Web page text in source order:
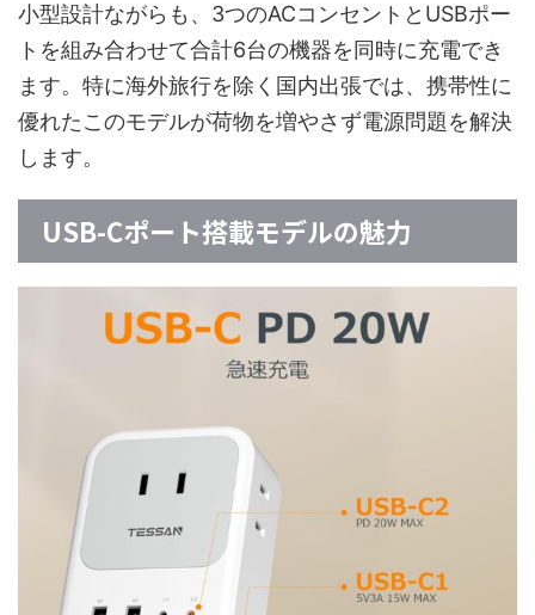
小型設計ながらも、3つのACコンセントとUSBポー
トを組み合わせて合計6台の機器を同時に充電でき
ます。特に海外旅行を除く国内出張では、携帯性に
優れたこのモデルが荷物を増やさず電源問題を解決
します。
USB-Cポート搭載モデルの魅力